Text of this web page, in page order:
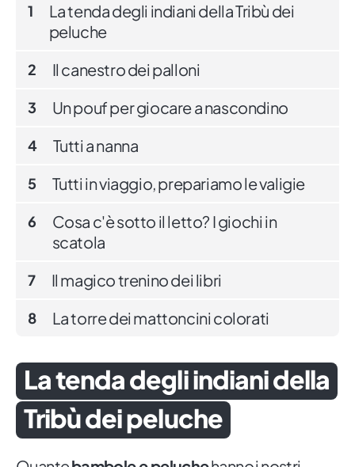
1
La tenda degli indiani della Tribù dei
peluche
2 Il canestro dei palloni
3 Un pouf per giocare a nascondino
4 Tutti a nanna
5 Tutti in viaggio, prepariamo le valigie
6
Cosa c'è sotto il letto? I giochi in
scatola
7 Il magico trenino dei libri
8 La torre dei mattoncini colorati
La tenda degli indiani della
Tribù dei peluche